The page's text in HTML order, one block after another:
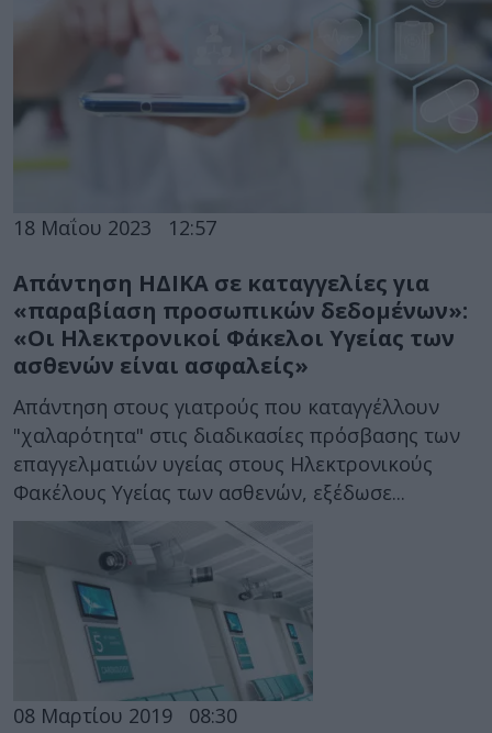
18 Μαΐου 2023 12:57
Απάντηση ΗΔΙΚΑ σε καταγγελίες για
«παραβίαση προσωπικών δεδομένων»:
«Οι Ηλεκτρονικοί Φάκελοι Υγείας των
ασθενών είναι ασφαλείς»
Απάντηση στους γιατρούς που καταγγέλλουν
"χαλαρότητα" στις διαδικασίες πρόσβασης των
επαγγελματιών υγείας στους Ηλεκτρονικούς
Φακέλους Υγείας των ασθενών, εξέδωσε...
08 Μαρτίου 2019 08:30